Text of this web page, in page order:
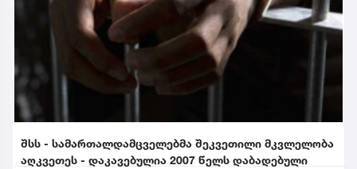
შსს - სამართალდამცველებმა შეკვეთილი მკვლელობა
აღკვეთეს - დაკავებულია 2007 წელს დაბადებული